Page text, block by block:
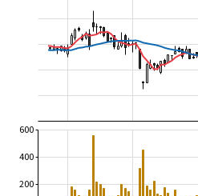
200
400
600